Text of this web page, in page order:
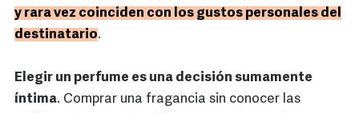
y rara vez coinciden con los gustos personales del
destinatario.
Elegir un perfume es una decisión sumamente
íntima. Comprar una fragancia sin conocer las